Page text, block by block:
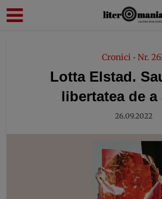
Cronici • Nr.
Lotta Elstad.
libertatea de a
26.09.2022
modal-